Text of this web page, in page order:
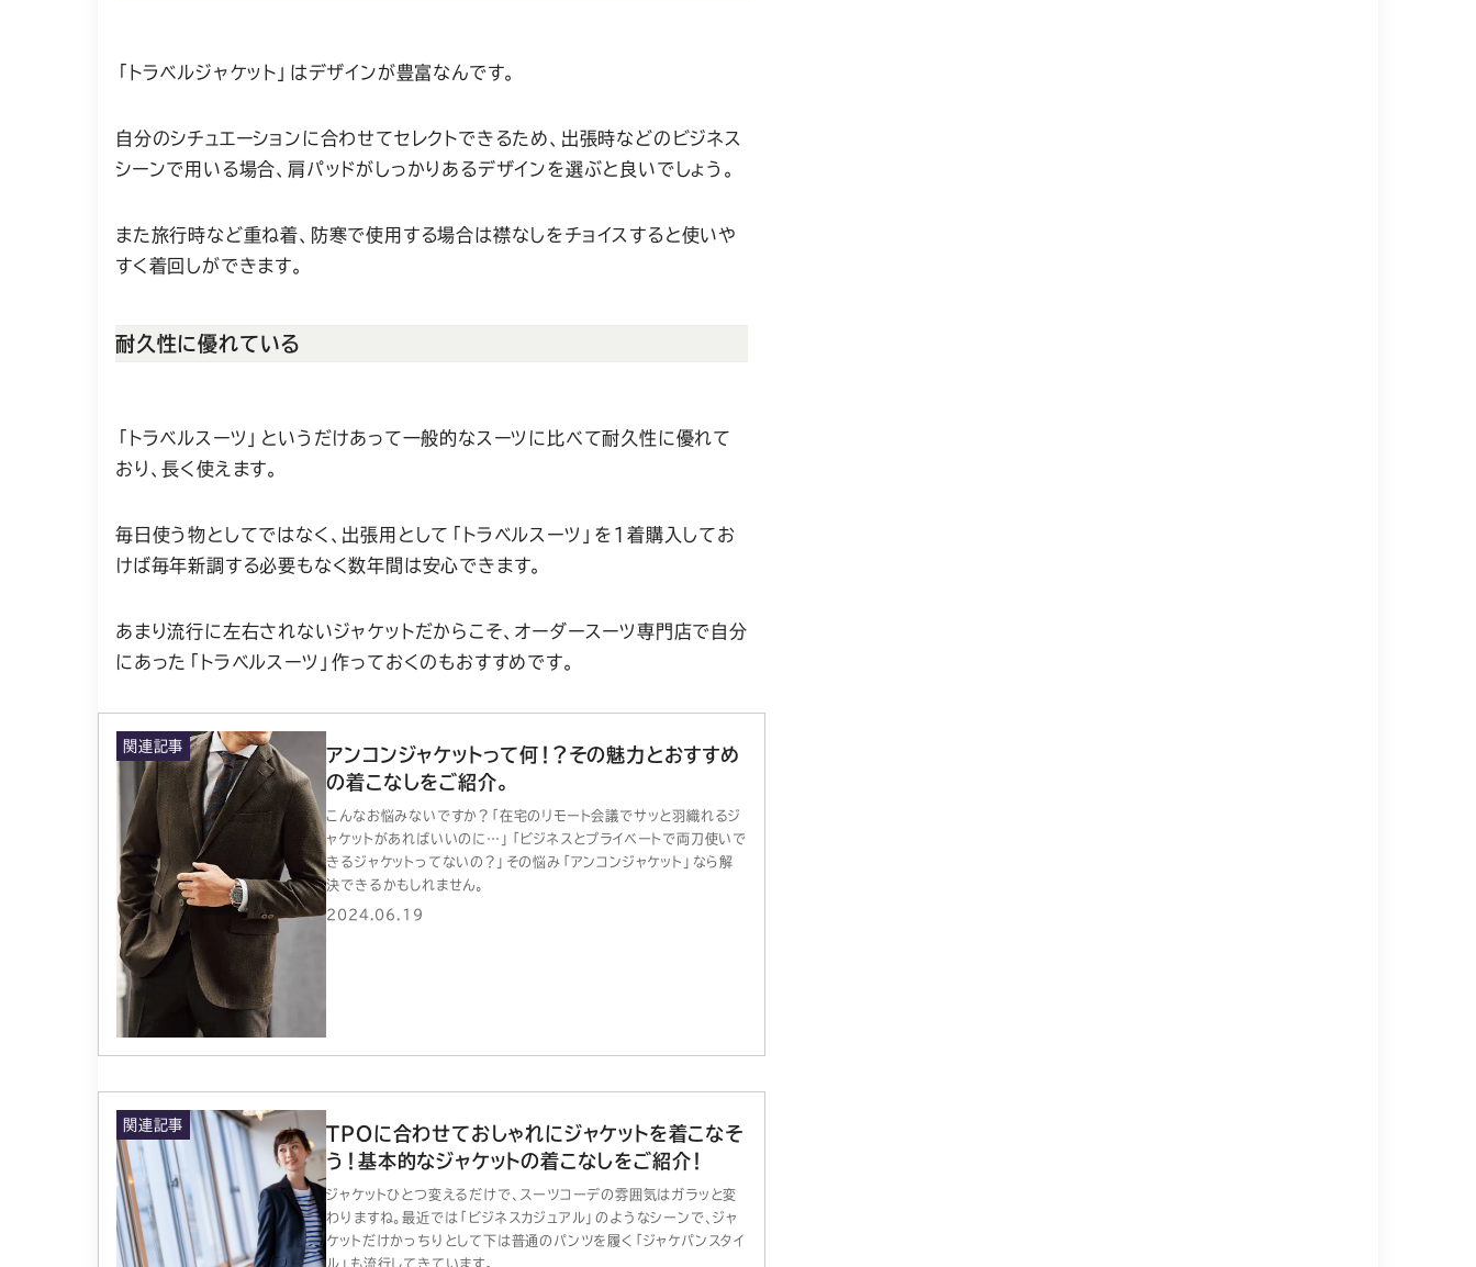
「トラベルジャケット」はデザインが豊富なんです。
自分のシチュエーションに合わせてセレクトできるため、出張時などのビジネス
シーンで用いる場合、肩パッドがしっかりあるデザインを選ぶと良いでしょう。
また旅行時など重ね着、防寒で使用する場合は襟なしをチョイスすると使いや
すく着回しができます。
耐久性に優れている
「トラベルスーツ」というだけあって一般的なスーツに比べて耐久性に優れて
おり、長く使えます。
毎日使う物としてではなく、出張用として「トラベルスーツ」を1着購入してお
けば毎年新調する必要もなく数年間は安心できます。
あまり流行に左右されないジャケットだからこそ、オーダースーツ専門店で自分
にあった「トラベルスーツ」作っておくのもおすすめです。
関連記事
アンコンジャケットって何！？その魅力とおすすめ
の着こなしをご紹介。
こんなお悩みないですか？「在宅のリモート会議でサッと羽織れるジ
ャケットがあればいいのに…」「ビジネスとプライベートで両刀使いで
きるジャケットってないの？」その悩み「アンコンジャケット」なら解
決できるかもしれません。
2024.06.19
関連記事
TPOに合わせておしゃれにジャケットを着こなそ
う！基本的なジャケットの着こなしをご紹介！
ジャケットひとつ変えるだけで、スーツコーデの雰囲気はガラッと変
わりますね。最近では「ビジネスカジュアル」のようなシーンで、ジャ
ケットだけかっちりとして下は普通のパンツを履く「ジャケパンスタイ
ル」も流行してきています。